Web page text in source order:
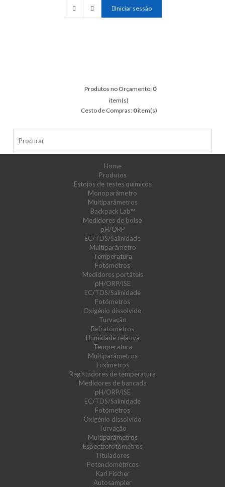
Iniciar sessão
Produtos no Orçamento: 0
item(s)
Cesto de Compras: 0item(s)
Home
Produtos
Estojos de testes químicos
Monoparâmetro
Multiparâmetros
Backpack Lab™
Medidores de bolso
pH/ORP
EC/TDS/Salinidade
Multiparâmetro
Temperatura
Fotómetros
Medidores portáteis
pH/ORP/ISE
EC/TDS/Salinidade
Fotómetros
Oxigénio dissolvido
Turvação
Refratómetros
Humidade relativa
Temperatura
Multiparâmetros
Luxímetros
Registadores de temperatura
Medidores de bancada
pH/ORP/ISE
EC/TDS/Salinidade
Fotómetros
Oxigénio dissolvido
Turvação
Multiparâmetros
Espectrofotómetros
Tituladores
Potenciométricos
Karl Fischer
Autosampler